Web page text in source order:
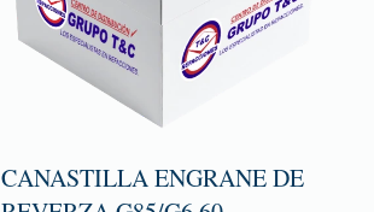
CANASTILLA ENGRANE DE